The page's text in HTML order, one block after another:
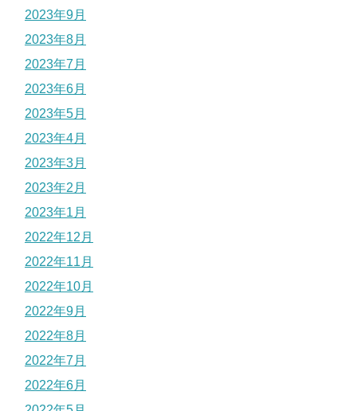
2023年9月
2023年8月
2023年7月
2023年6月
2023年5月
2023年4月
2023年3月
2023年2月
2023年1月
2022年12月
2022年11月
2022年10月
2022年9月
2022年8月
2022年7月
2022年6月